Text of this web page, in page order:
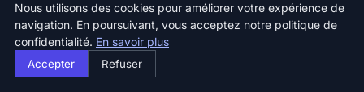
Catégories
Nous utilisons des cookies pour améliorer votre expérience de
navigation. En poursuivant, vous acceptez notre politique de
confidentialité. En savoir plus
Accepter Refuser